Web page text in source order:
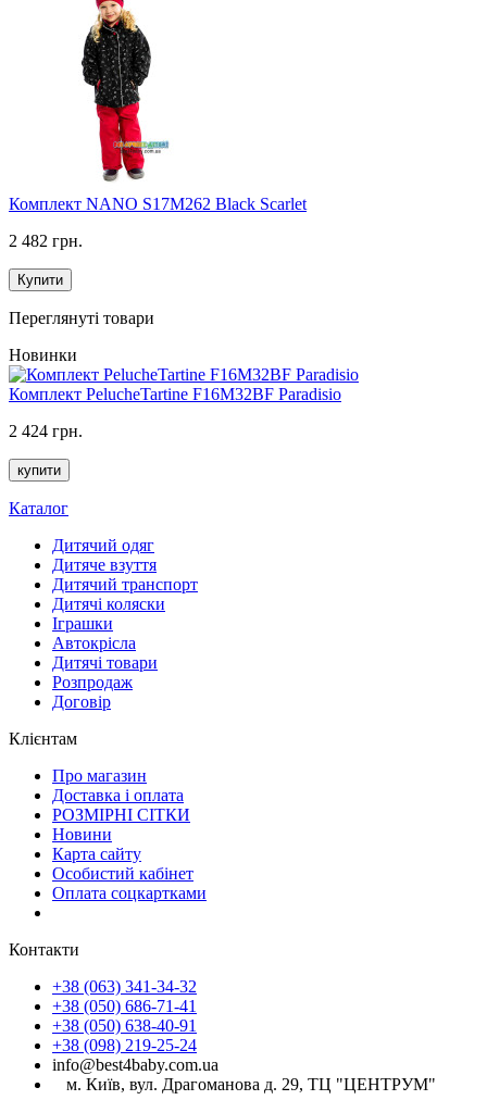
Комплект NANO S17M262 Black Scarlet
2 482 грн.
Купити
Переглянуті товари
Новинки
Комплект PelucheTartine F16M32BF Paradisio
2 424 грн.
купити
Каталог
Дитячий одяг
Дитяче взуття
Дитячий транспорт
Дитячі коляски
Іграшки
Автокрісла
Дитячі товари
Розпродаж
Договір
Клієнтам
Про магазин
Доставка і оплата
РОЗМІРНІ СІТКИ
Новини
Карта сайту
Особистий кабінет
Оплата соцкартками
Контакти
+38 (063) 341-34-32
+38 (050) 686-71-41
+38 (050) 638-40-91
+38 (098) 219-25-24
info@best4baby.com.ua
м. Київ, вул. Драгоманова д. 29, ТЦ "ЦЕНТРУМ"